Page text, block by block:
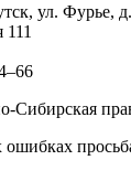
ул. Фурье,
111
Сибирская